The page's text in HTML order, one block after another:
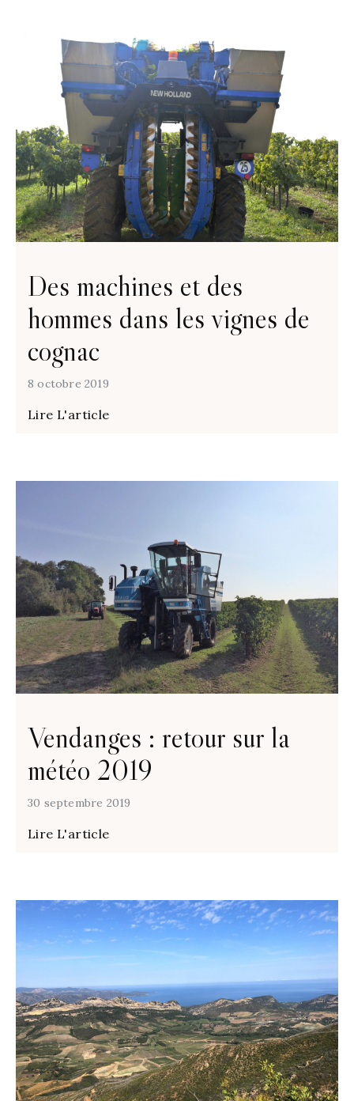
Des machines et des
hommes dans les vignes de
cognac
8 octobre 2019
Lire L'article
Vendanges : retour sur la
météo 2019
30 septembre 2019
Lire L'article